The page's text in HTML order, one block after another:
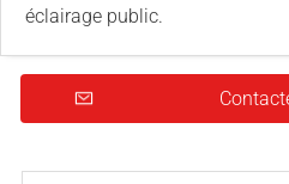
éclairage public.